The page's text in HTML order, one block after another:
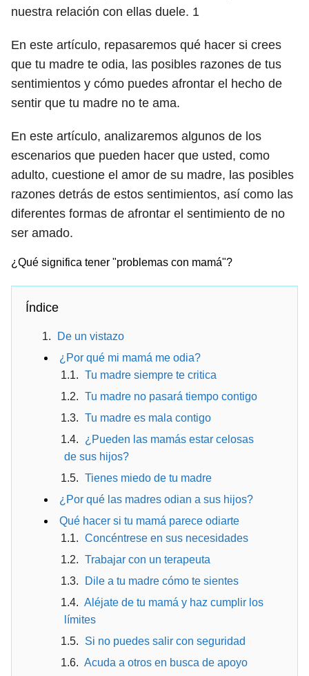
nuestra relación con ellas duele. 1
En este artículo, repasaremos qué hacer si crees
que tu madre te odia, las posibles razones de tus
sentimientos y cómo puedes afrontar el hecho de
sentir que tu madre no te ama.
En este artículo, analizaremos algunos de los
escenarios que pueden hacer que usted, como
adulto, cuestione el amor de su madre, las posibles
razones detrás de estos sentimientos, así como las
diferentes formas de afrontar el sentimiento de no
ser amado.
¿Qué significa tener "problemas con mamá"?
Índice
De un vistazo
¿Por qué mi mamá me odia?
Tu madre siempre te critica
Tu madre no pasará tiempo contigo
Tu madre es mala contigo
¿Pueden las mamás estar celosas
de sus hijos?
Tienes miedo de tu madre
¿Por qué las madres odian a sus hijos?
Qué hacer si tu mamá parece odiarte
Concéntrese en sus necesidades
Trabajar con un terapeuta
Dile a tu madre cómo te sientes
Aléjate de tu mamá y haz cumplir los
límites
Si no puedes salir con seguridad
Acuda a otros en busca de apoyo